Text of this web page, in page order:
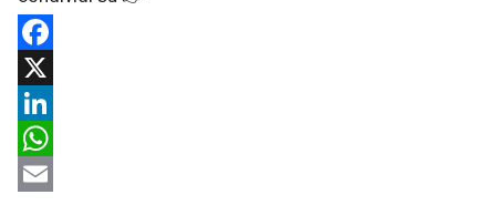
Facebook
X
LinkedIn
WhatsApp